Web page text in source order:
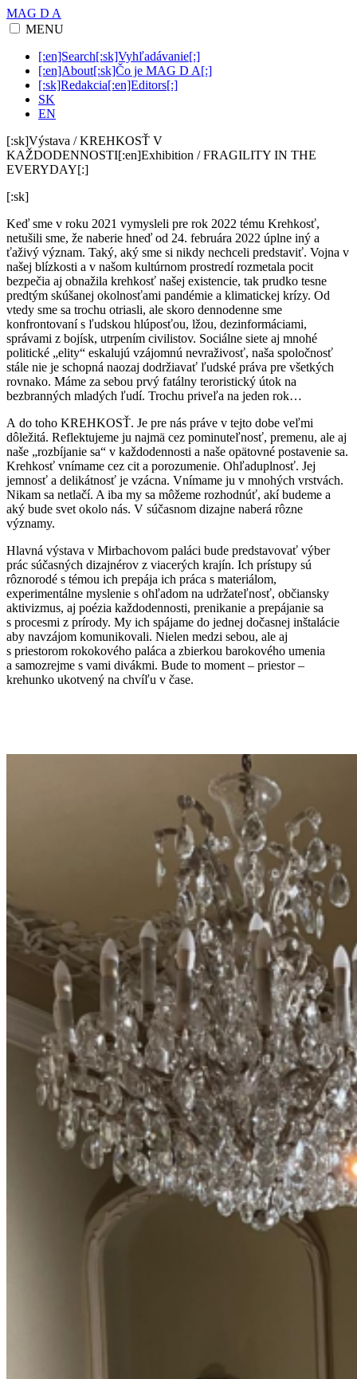
MAG D A
MENU
[:en]Search[:sk]Vyhľadávanie[:]
[:en]About[:sk]Čo je MAG D A[:]
[:sk]Redakcia[:en]Editors[:]
SK
EN
[:sk]Výstava / KREHKOSŤ V
KAŽDODENNOSTI[:en]Exhibition / FRAGILITY IN THE
EVERYDAY[:]
[:sk]
Keď sme v roku 2021 vymysleli pre rok 2022 tému Krehkosť,
netušili sme, že naberie hneď od 24. februára 2022 úplne iný a
ťaživý význam. Taký, aký sme si nikdy nechceli predstaviť. Vojna v
našej blízkosti a v našom kultúrnom prostredí rozmetala pocit
bezpečia aj obnažila krehkosť našej existencie, tak prudko tesne
predtým skúšanej okolnosťami pandémie a klimatickej krízy. Od
vtedy sme sa trochu otriasli, ale skoro dennodenne sme
konfrontovaní s ľudskou hlúposťou, lžou, dezinformáciami,
správami z bojísk, utrpením civilistov. Sociálne siete aj mnohé
politické „elity“ eskalujú vzájomnú nevraživosť, naša spoločnosť
stále nie je schopná naozaj dodržiavať ľudské práva pre všetkých
rovnako. Máme za sebou prvý fatálny teroristický útok na
bezbranných mladých ľudí. Trochu priveľa na jeden rok…
A do toho KREHKOSŤ. Je pre nás práve v tejto dobe veľmi
dôležitá. Reflektujeme ju najmä cez pominuteľnosť, premenu, ale aj
naše „rozbíjanie sa“ v každodennosti a naše opätovné postavenie sa.
Krehkosť vnímame cez cit a porozumenie. Ohľaduplnosť. Jej
jemnosť a delikátnosť je vzácna. Vnímame ju v mnohých vrstvách.
Nikam sa netlačí. A iba my sa môžeme rozhodnúť, akí budeme a
aký bude svet okolo nás. V súčasnom dizajne naberá rôzne
významy.
Hlavná výstava v Mirbachovom paláci bude predstavovať výber
prác súčasných dizajnérov z viacerých krajín. Ich prístupy sú
rôznorodé s témou ich prepája ich práca s materiálom,
experimentálne myslenie s ohľadom na udržateľnosť, občiansky
aktivizmus, aj poézia každodennosti, prenikanie a prepájanie sa
s procesmi z prírody. My ich spájame do jednej dočasnej inštalácie
aby navzájom komunikovali. Nielen medzi sebou, ale aj
s priestorom rokokového paláca a zbierkou barokového umenia
a samozrejme s vami divákmi. Bude to moment – priestor –
krehunko ukotvený na chvíľu v čase.